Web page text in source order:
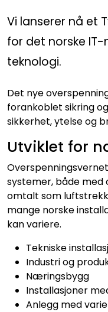
Vi lanserer nå et
for det norske
teknologi.
Det nye
forankoblet sikring
sikkerhet, ytelse og
Utviklet for
systemer, både
omtalt som
mange norske
kan variere.
Tekniske
Industri og
Næringsbygg
Installasjoner
Anlegg med